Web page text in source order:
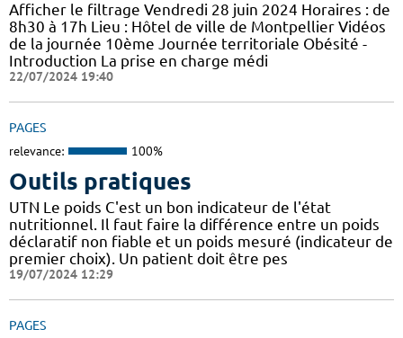
Afficher le filtrage Vendredi 28 juin 2024 Horaires : de
8h30 à 17h Lieu : Hôtel de ville de Montpellier Vidéos
de la journée 10ème Journée territoriale Obésité -
Introduction La prise en charge médi
22/07/2024 19:40
PAGES
relevance: 100%
Outils pratiques
UTN Le poids C'est un bon indicateur de l'état
nutritionnel. Il faut faire la différence entre un poids
déclaratif non fiable et un poids mesuré (indicateur de
premier choix). Un patient doit être pes
19/07/2024 12:29
PAGES